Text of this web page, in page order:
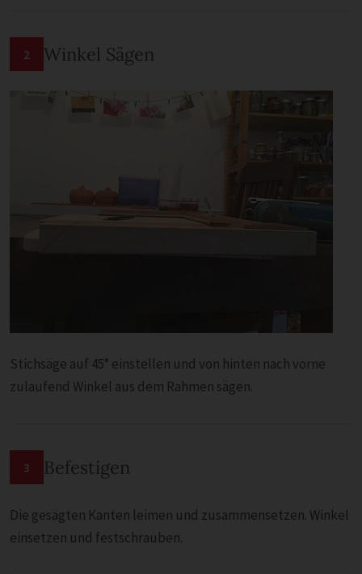
2 Winkel Sägen
Stichsäge auf 45° einstellen und von hinten nach vorne
zulaufend Winkel aus dem Rahmen sägen.
3 Befestigen
Die gesägten Kanten leimen und zusammensetzen. Winkel
einsetzen und festschrauben.